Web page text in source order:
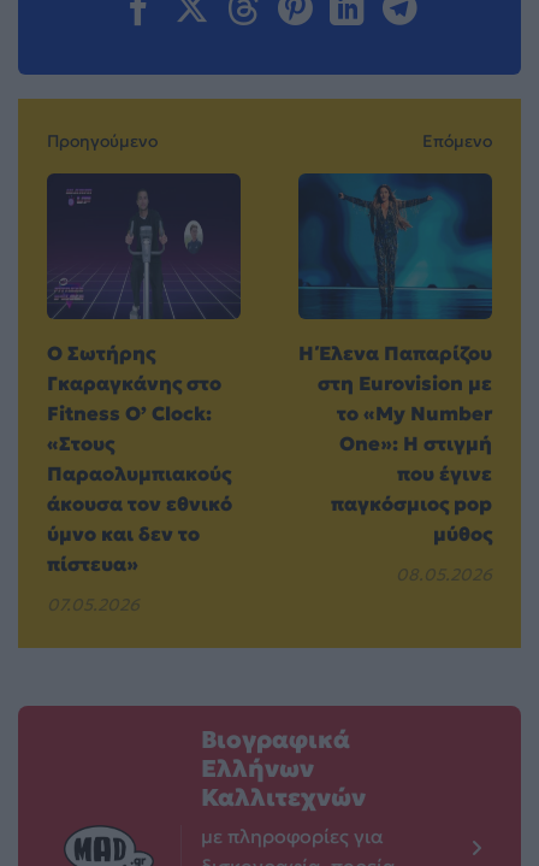
Προηγούμενο
Ο Σωτήρης
Γκαραγκάνης στο
Fitness O’ Clock:
«Στους
Παραολυμπιακούς
άκουσα τον εθνικό
ύμνο και δεν το
πίστευα»
07.05.2026
Επόμενο
Η Έλενα Παπαρίζου
στη Eurovision με
το «My Number
One»: Η στιγμή
που έγινε
παγκόσμιος pop
μύθος
08.05.2026
Βιογραφικά
Ελλήνων
Καλλιτεχνών
με πληροφορίες για